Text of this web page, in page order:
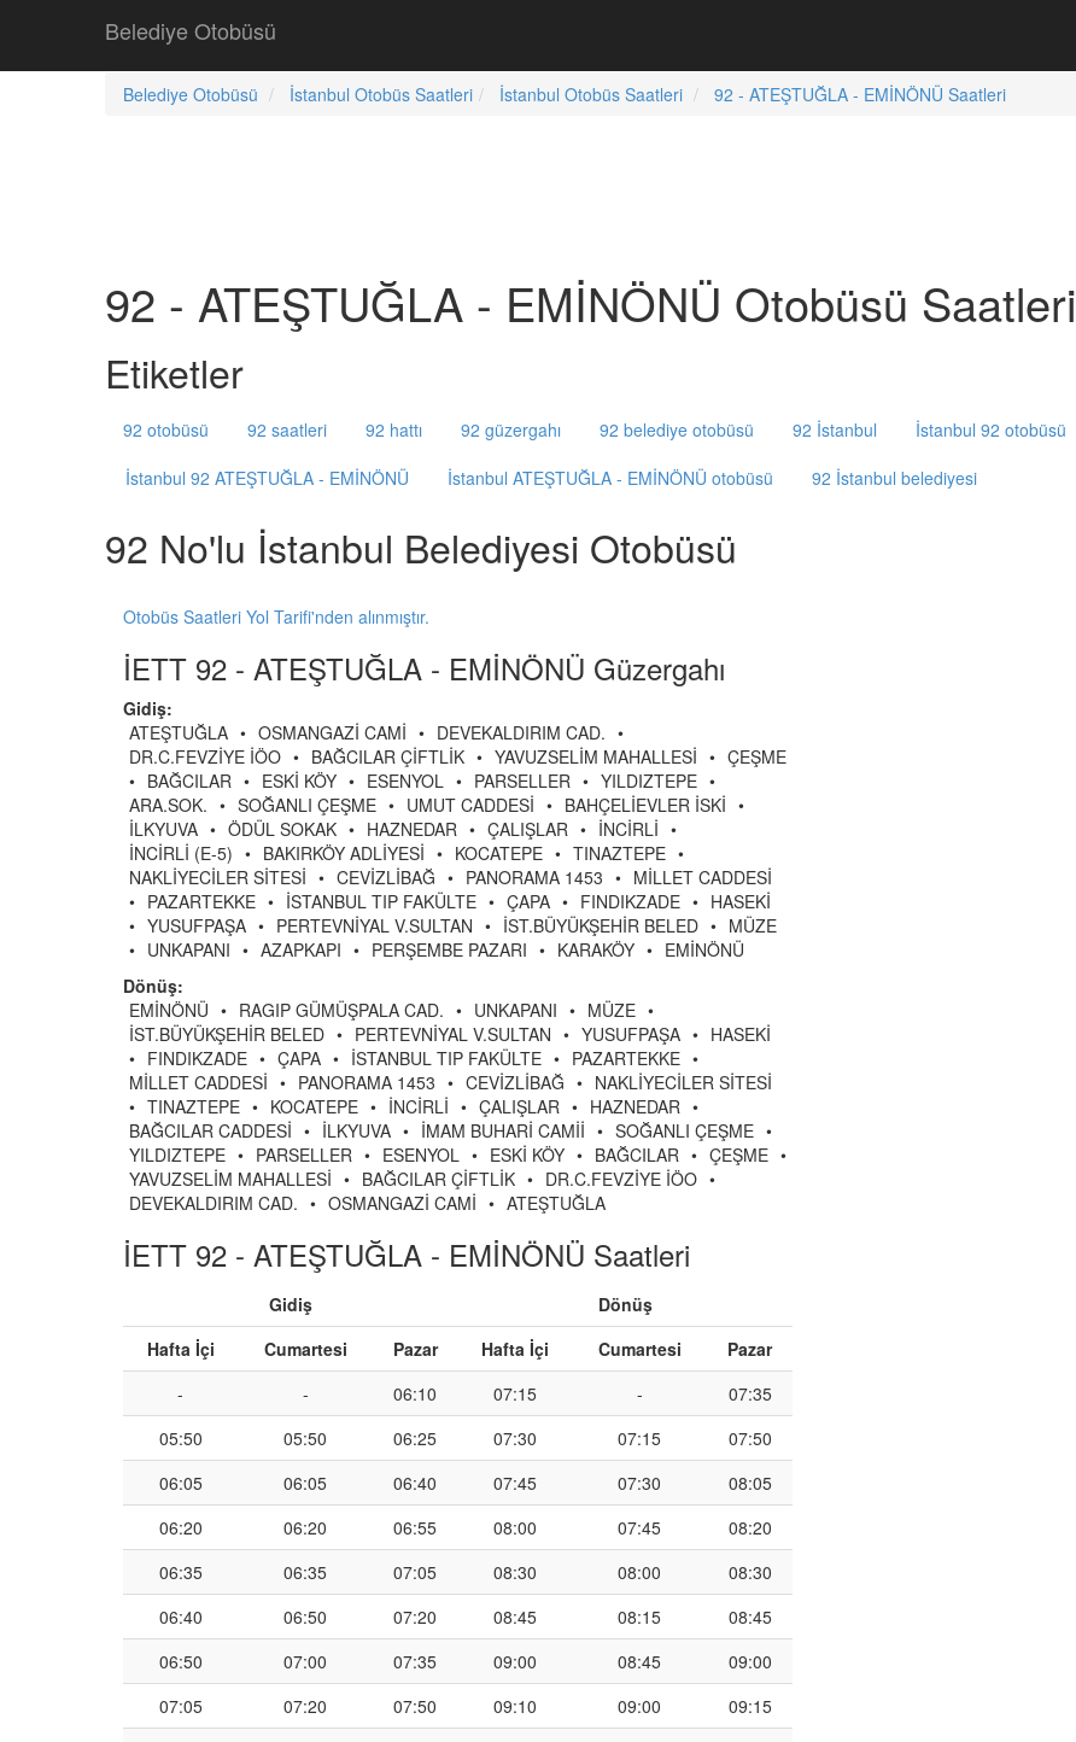
Belediye Otobüsü
Belediye Otobüsü İstanbul Otobüs Saatleri İstanbul Otobüs Saatleri 92 - ATEŞTUĞLA - EMİNÖNÜ Saatleri
92 - ATEŞTUĞLA - EMİNÖNÜ Otobüsü Saatleri
Etiketler
92 otobüsü 92 saatleri 92 hattı 92 güzergahı 92 belediye otobüsü 92 İstanbul İstanbul 92 otobüsü
İstanbul 92 ATEŞTUĞLA - EMİNÖNÜ
İstanbul ATEŞTUĞLA - EMİNÖNÜ otobüsü 92 İstanbul belediyesi
92 No'lu İstanbul Belediyesi Otobüsü
Otobüs Saatleri Yol Tarifi'nden alınmıştır.
İETT 92 - ATEŞTUĞLA - EMİNÖNÜ Güzergahı
Gidiş:
ATEŞTUĞLA • OSMANGAZİ CAMİ • DEVEKALDIRIM CAD. •
DR.C.FEVZİYE İÖO • BAĞCILAR ÇİFTLİK • YAVUZSELİM MAHALLESİ • ÇEŞME
• BAĞCILAR • ESKİ KÖY • ESENYOL • PARSELLER • YILDIZTEPE •
ARA.SOK. • SOĞANLI ÇEŞME • UMUT CADDESİ • BAHÇELİEVLER İSKİ •
İLKYUVA • ÖDÜL SOKAK • HAZNEDAR • ÇALIŞLAR • İNCİRLİ •
İNCİRLİ (E-5) • BAKIRKÖY ADLİYESİ • KOCATEPE • TINAZTEPE •
NAKLİYECİLER SİTESİ • CEVİZLİBAĞ • PANORAMA 1453 • MİLLET CADDESİ
• PAZARTEKKE • İSTANBUL TIP FAKÜLTE • ÇAPA • FINDIKZADE • HASEKİ
• YUSUFPAŞA • PERTEVNİYAL V.SULTAN • İST.BÜYÜKŞEHİR BELED • MÜZE
• UNKAPANI • AZAPKAPI • PERŞEMBE PAZARI • KARAKÖY • EMİNÖNÜ
Dönüş:
EMİNÖNÜ • RAGIP GÜMÜŞPALA CAD. • UNKAPANI • MÜZE •
İST.BÜYÜKŞEHİR BELED • PERTEVNİYAL V.SULTAN • YUSUFPAŞA • HASEKİ
• FINDIKZADE • ÇAPA • İSTANBUL TIP FAKÜLTE • PAZARTEKKE •
MİLLET CADDESİ • PANORAMA 1453 • CEVİZLİBAĞ • NAKLİYECİLER SİTESİ
• TINAZTEPE • KOCATEPE • İNCİRLİ • ÇALIŞLAR • HAZNEDAR •
BAĞCILAR CADDESİ • İLKYUVA • İMAM BUHARİ CAMİİ • SOĞANLI ÇEŞME •
YILDIZTEPE • PARSELLER • ESENYOL • ESKİ KÖY • BAĞCILAR • ÇEŞME •
YAVUZSELİM MAHALLESİ • BAĞCILAR ÇİFTLİK • DR.C.FEVZİYE İÖO •
DEVEKALDIRIM CAD. • OSMANGAZİ CAMİ • ATEŞTUĞLA
İETT 92 - ATEŞTUĞLA - EMİNÖNÜ Saatleri
Gidiş
Dönüş
Hafta İçi
Cumartesi Pazar Hafta İçi Cumartesi
Pazar
-
- 06:10 07:15 -
07:35
05:50
05:50 06:25 07:30 07:15
07:50
06:05
06:05 06:40 07:45 07:30
08:05
06:20
06:20 06:55 08:00 07:45
08:20
06:35
06:35 07:05 08:30 08:00
08:30
06:40
06:50 07:20 08:45 08:15
08:45
06:50
07:00 07:35 09:00 08:45
09:00
07:05
07:20 07:50 09:10 09:00
09:15